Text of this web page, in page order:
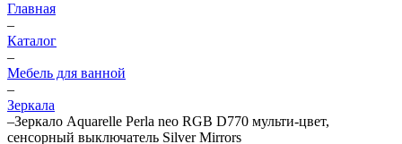
Главная
–
Каталог
–
Мебель для ванной
–
Зеркала
–Зеркало Aquarelle Perla neo RGB D770 мульти-цвет,
сенсорный выключатель Silver Mirrors